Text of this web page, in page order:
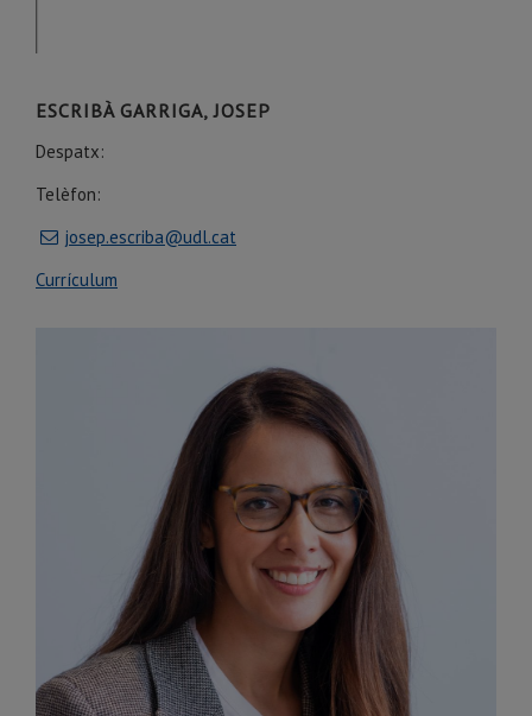
ESCRIBÀ GARRIGA, JOSEP
Despatx:
Telèfon:
josep.escriba@udl.cat
Currículum